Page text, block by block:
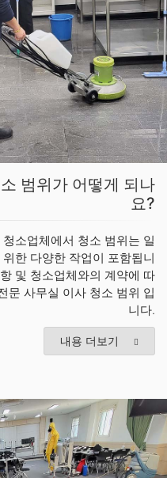
범위가 어떻게 되나
요?
소업체에서 청소 범위는 일
한 다양한 작업이 포함됩니
및 청소업체와의 계약에 따
문 사무실 이사 청소 범위 입
니다.
내용 더보기